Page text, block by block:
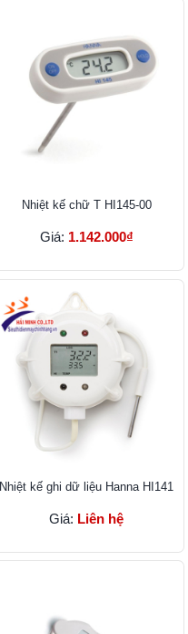
Nhiệt kế chữ T HI145-00
Giá: 1.142.000₫
Nhiệt kế ghi dữ liệu Hanna HI141
Giá: Liên hệ